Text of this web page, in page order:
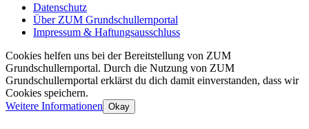
Datenschutz
Über ZUM Grundschullernportal
Impressum & Haftungsausschluss
Cookies helfen uns bei der Bereitstellung von ZUM
Grundschullernportal. Durch die Nutzung von ZUM
Grundschullernportal erklärst du dich damit einverstanden, dass wir
Cookies speichern.
Weitere Informationen Okay